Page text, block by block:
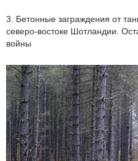
3. Бетонные заграждения от
северо-востоке Шотландии.
войны